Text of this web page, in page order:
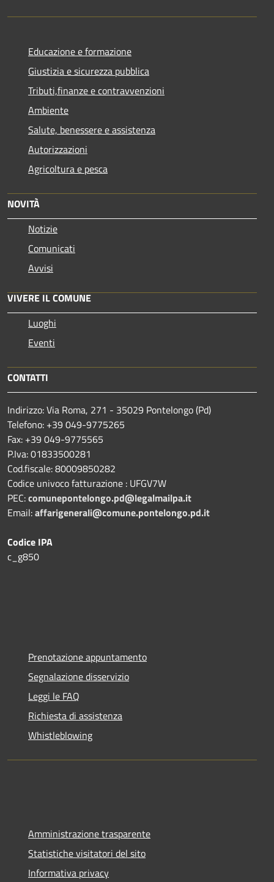
Educazione e formazione
Giustizia e sicurezza pubblica
Tributi,finanze e contravvenzioni
Ambiente
Salute, benessere e assistenza
Autorizzazioni
Agricoltura e pesca
NOVITÀ
Notizie
Comunicati
Avvisi
VIVERE IL COMUNE
Luoghi
Eventi
CONTATTI
Indirizzo: Via Roma, 271 - 35029 Pontelongo (Pd)
Telefono: +39 049-9775265
Fax: +39 049-9775565
P.Iva: 01833500281
Cod.fiscale: 80009850282
Codice univoco fatturazione : UFGV7W
PEC:comunepontelongo.pd@legalmailpa.it
Email:affarigenerali@comune.pontelongo.pd.it
Codice IPA
c_g850
Prenotazione appuntamento
Segnalazione disservizio
Leggi le FAQ
Richiesta di assistenza
Whistleblowing
Amministrazione trasparente
Statistiche visitatori del sito
Informativa privacy